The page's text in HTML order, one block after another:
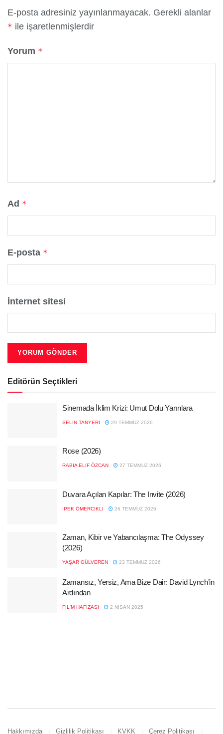
E-posta adresiniz yayınlanmayacak. Gerekli alanlar
* ile işaretlenmişlerdir
Yorum *
Ad *
E-posta *
İnternet sitesi
Editörün Seçtikleri
Sinemada İklim Krizi: Umut Dolu Yarınlara
SELIN TANYERI 29 TEMMUZ 2026
Rose (2026)
RABIA ELIF ÖZCAN 27 TEMMUZ 2026
Duvara Açılan Kapılar: The Invite (2026)
İPEK ÖMERCIKLI 26 TEMMUZ 2026
Zaman, Kibir ve Yabancılaşma: The Odyssey
(2026)
YAŞAR GÜLVEREN 23 TEMMUZ 2026
Zamansız, Yersiz, Ama Bize Dair: David Lynch’in
Ardından
FIL'M HAFIZASI 2 NISAN 2025
Hakkımızda Gizlilik Politikası KVKK Çerez Politikası